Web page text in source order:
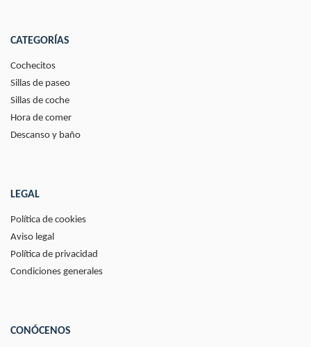
CATEGORÍAS
Cochecitos
Sillas de paseo
Sillas de coche
Hora de comer
Descanso y baño
LEGAL
Política de cookies
Aviso legal
Política de privacidad
Condiciones generales
CONÓCENOS